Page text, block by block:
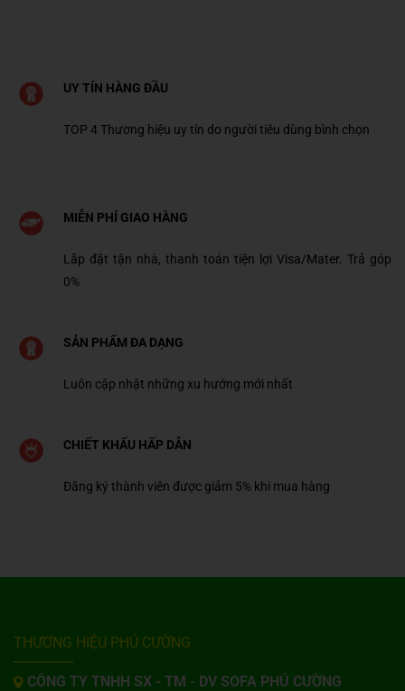
UY TÍN HÀNG ĐẦU
TOP 4 Thương hiệu uy tín do người tiêu dùng bình chọn
MIỄN PHÍ GIAO HÀNG
Lắp đặt tận nhà, thanh toán tiện lợi Visa/Mater. Trả góp
0%
SẢN PHẨM ĐA DẠNG
Luôn cập nhật những xu hướng mới nhất
CHIẾT KHẤU HẤP DẪN
Đăng ký thành viên được giảm 5% khi mua hàng
THƯƠNG HIỆU PHÚ CƯỜNG
CÔNG TY TNHH SX - TM - DV SOFA PHÚ CƯỜNG